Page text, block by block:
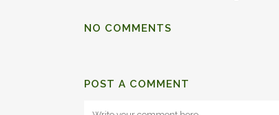
NO COMMENTS
POST A COMMENT